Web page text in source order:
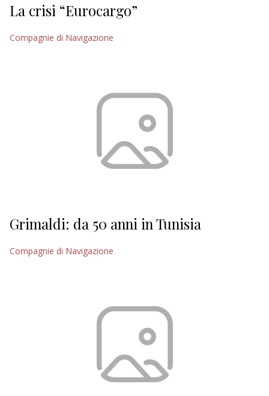
La crisi “Eurocargo”
Compagnie di Navigazione
Grimaldi: da 50 anni in Tunisia
Compagnie di Navigazione